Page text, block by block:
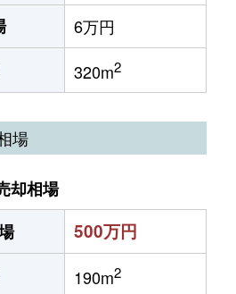
6万円
320m2
場
却相場
500万円
190m2